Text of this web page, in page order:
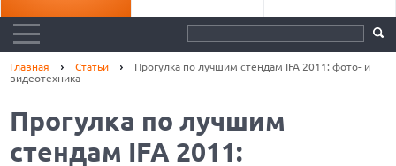
Главная Статьи
Прогулка по лучшим стендам IFA 2011: фото- и
видеотехника
Прогулка по лучшим
стендам IFA 2011: